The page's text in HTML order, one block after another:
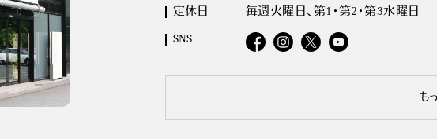
定休日 毎週火曜日、第1・第2・第3水曜日
SNS
も